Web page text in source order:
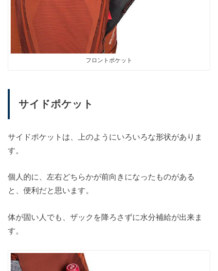
フロントポケット
サイドポケット
サイドポケットは、上のようにいろいろな形状がありま
す。
個人的に、左右どちらかが前向きになったものがある
と、便利だと思います。
体が固い人でも、ザックを降ろさずに水分補給が出来ま
す。